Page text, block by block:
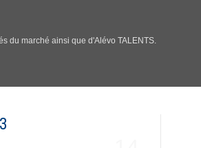
du marché ainsi que d'Alévo TALENTS.